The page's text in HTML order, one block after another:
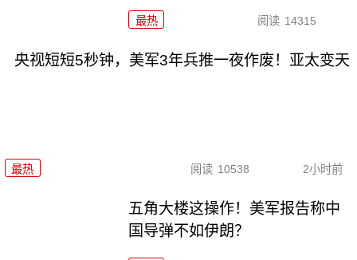
最热 阅读 14315
央视短短5秒钟，美军3年兵推一夜作废！亚太变天
最热 阅读 10538 2小时前
五角大楼这操作！美军报告称中
国导弹不如伊朗？